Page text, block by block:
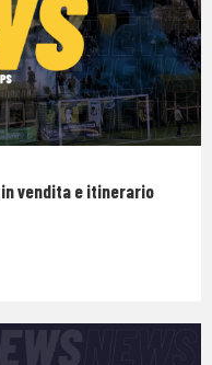
vendita e itinerario